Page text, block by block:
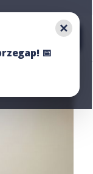
📅
Zarejestruj się
Zarejestruj się